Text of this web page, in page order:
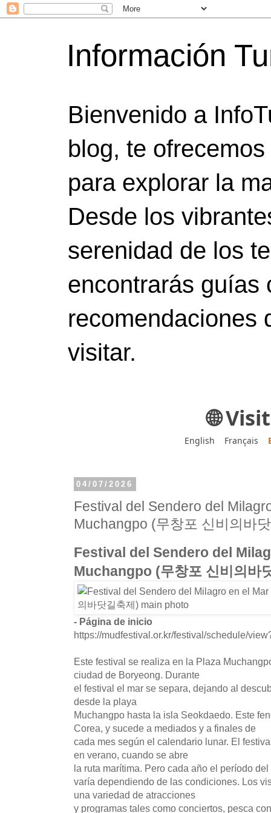
Información
Bienvenido a
blog, te
para explorar la
Desde los
serenidad de los
encontrarás guías
recomendaciones
visitar.
🌐
English Français
04/07/2026
Festival del Sendero del
Muchangpo (무창포 신비의바
Festival del Sendero del
Muchangpo (무창포 신비의바
- Página de inicio
https://mudfestival.or.kr/festival/schedule/
Este festival se realiza en la Plaza
ciudad de Boryeong. Durante
el festival el mar se separa, dejando al
desde la playa
Muchangpo hasta la isla Seokdaedo. Este
Corea, y sucede a mediados y a finales de
cada mes según el calendario lunar. El
en verano, cuando se abre
la ruta marítima. Pero cada año el período
varía dependiendo de las condiciones. Los
una variedad de atracciones
y programas tales como conciertos, pesca